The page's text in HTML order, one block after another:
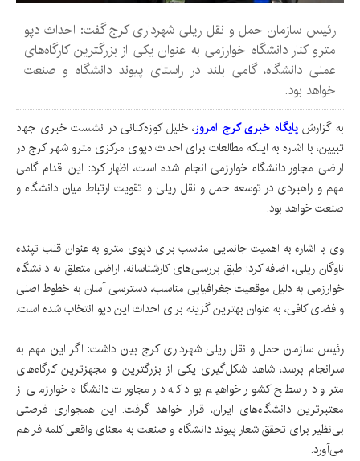
رئیس سازمان حمل و نقل ریلی شهرداری کرج گفت: احداث دپو
مترو کنار دانشگاه خوارزمی به عنوان یکی از بزرگترین کارگاه‌های
عملی دانشگاه، گامی بلند در راستای پیوند دانشگاه و صنعت
خواهد بود.
به گزارشپایگاه خبری کرج امروز، خلیل کوزه‌کنانی در نشست خبری جهاد
تبیین، با اشاره به اینکه مطالعات برای احداث دپوی مرکزی مترو شهر کرج در
اراضی مجاور دانشگاه خوارزمی انجام شده است، اظهار کرد: این اقدام گامی
مهم و راهبردی در توسعه حمل و نقل ریلی و تقویت ارتباط میان دانشگاه و
صنعت خواهد بود.
وی با اشاره به اهمیت جانمایی مناسب برای دپوی مترو به عنوان قلب تپنده
ناوگان ریلی، اضافه کرد: طبق بررسی‌های کارشناسانه، اراضی متعلق به دانشگاه
خوارزمی به دلیل موقعیت جغرافیایی مناسب، دسترسی آسان به خطوط اصلی
و فضای کافی، به عنوان بهترین گزینه برای احداث این دپو انتخاب شده است.
رئیس سازمان حمل و نقل ریلی شهرداری کرج بیان داشت: اگر این مهم به
سرانجام برسد، شاهد شکل‌گیری یکی از بزرگترین و مجهزترین کارگاه‌های
مترو در سطح کشور خواهیم بود که در مجاورت دانشگاه خوارزمی از
معتبرترین دانشگاه‌های ایران، قرار خواهد گرفت. این همجواری فرصتی
بی‌نظیر برای تحقق شعار پیوند دانشگاه و صنعت به معنای واقعی کلمه فراهم
می‌آورد.